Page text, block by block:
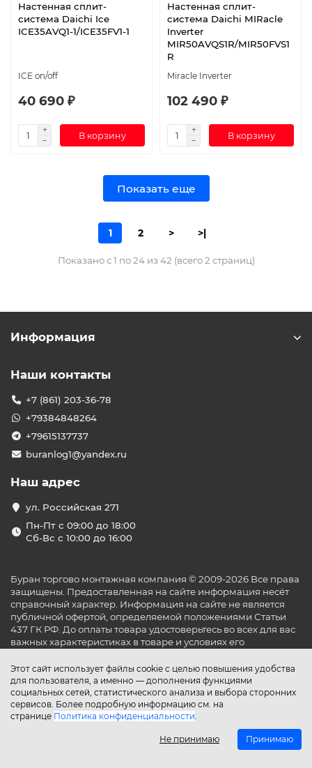
Настенная сплит-
система Daichi Ice
ICE35AVQ1-1/ICE35FV1-1
ICE on/off
40 690 ₽
В корзину
Настенная сплит-
система Daichi MIRacle
Inverter
MIR50AVQS1R/MIR50FVS1
R
Miracle Inverter
102 490 ₽
В корзину
Показать еще
1 2 > >|
Показано с 1 по 24 из 42 (всего 2 страниц)
Этот сайт использует файлы cookie с целью повышения удобства
для пользователя, а именно — дополнения функциями
социальных сетей, статистического анализа и выбора сторонних
сервисов. Более подробную информацию см. на
странице Политика конфиденциальности.
Не принимаю Принимаю
Информация
Наши контакты
+7 (861) 203-36-78
+79384848264
+79615137737
buranlog1@yandex.ru
Наш адрес
ул. Российская 271
Пн-Пт с 09:00 до 18:00
Сб-Вс с 10:00 до 16:00
Буран торгово монтажная компания © 2009-2026 Все права
защищены. Предоставленная на сайте информация несёт
справочный характер. Информация на сайте не является
публичной офертой, определяемой положениями Статьи
437 ГК РФ. До оплаты товара удостоверьтесь во всех для вас
важных характеристиках в товаре и условиях его